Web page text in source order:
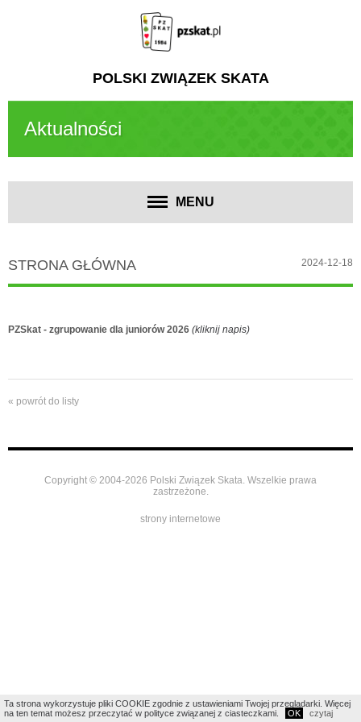
POLSKI ZWIĄZEK SKATA
Aktualności
MENU
STRONA GŁÓWNA 2024-12-18
PZSkat - zgrupowanie dla juniorów 2026 (kliknij napis)
« powrót do listy
Copyright © 2004-2026 Polski Związek Skata. Wszelkie prawa
zastrzeżone.
strony internetowe
Ta strona wykorzystuje pliki COOKIE zgodnie z ustawieniami Twojej przeglądarki. Więcej
na ten temat możesz przeczytać w polityce związanej z ciasteczkami.
OK czytaj